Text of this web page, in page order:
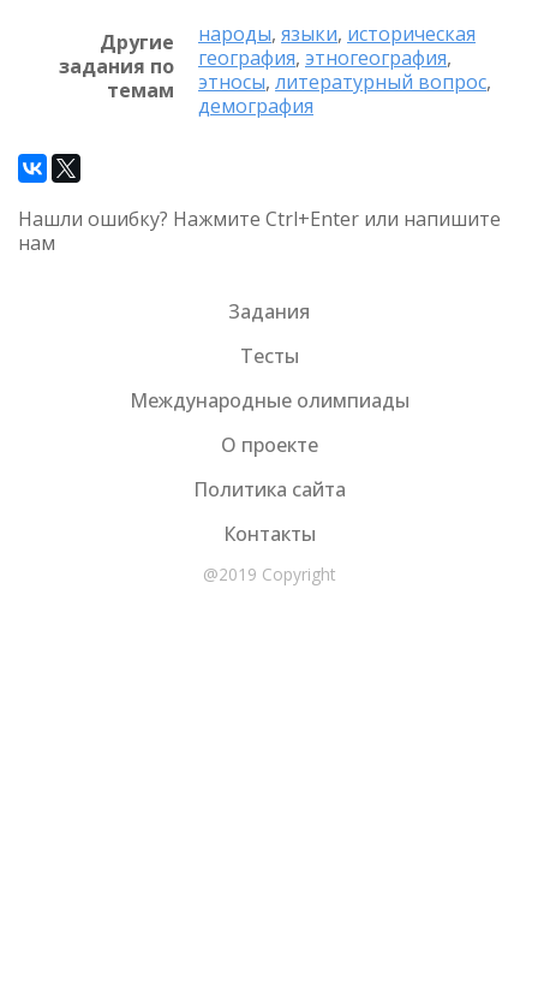
Другие
задания по
темам
народы, языки, историческая
география, этногеография,
этносы, литературный вопрос,
демография
Нашли ошибку? Нажмите Ctrl+Enter или напишите
нам
Задания
Тесты
Международные олимпиады
О проекте
Политика сайта
Контакты
@2019 Copyright